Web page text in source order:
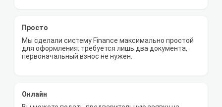
Просто
Мы сделали систему Finance максимально простой
для оформления: требуется лишь два документа,
первоначальный взнос не нужен.
Онлайн